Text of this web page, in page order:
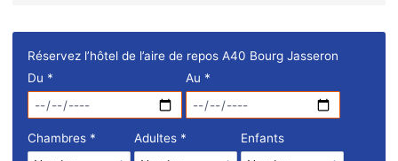
Réservez l’hôtel de l’aire de repos A40 Bourg Jasseron
Du * Au *
Chambres * Adultes * Enfants